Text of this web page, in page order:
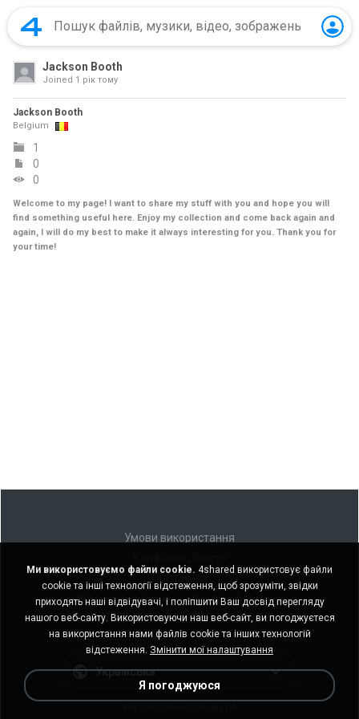
Jackson Booth
Joined 1 рік тому
Jackson Booth
Belgium
1
0
0
Welcome to my page! I want to share my stuff with you and hope you will
find something useful here. Enjoy my collection and come back again and
again, I will do my best to make it always interesting for you. Thank you for
your time!
Умови використання
Не продавати мою особисту інформацію
Не ділитися моєю особистою інформацією
Українська
Ми використовуємо файли cookie. 4shared використовує файли
cookie та інші технології відстеження, щоб зрозуміти, звідки
приходять наші відвідувачі, і поліпшити Ваш досвід перегляду
нашого веб-сайту. Використовуючи наш веб-сайт, ви погоджуєтеся
на використання нами файлів cookie та інших технологій
відстеження. Змінити мої налаштування
Я погоджуюся